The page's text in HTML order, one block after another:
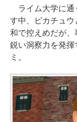
ライム大学に通
す中、ピカチュ
和で控えめだが、
鋭い洞察力を発揮
ミ。